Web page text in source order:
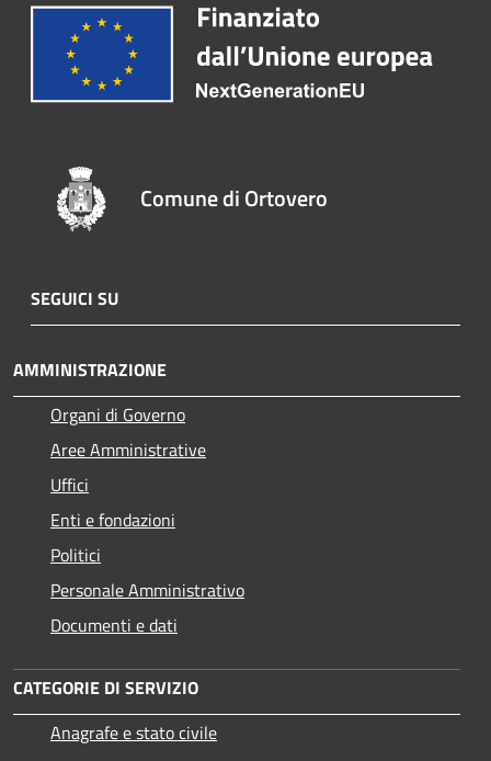
Comune di Ortovero
SEGUICI SU
AMMINISTRAZIONE
Organi di Governo
Aree Amministrative
Uffici
Enti e fondazioni
Politici
Personale Amministrativo
Documenti e dati
CATEGORIE DI SERVIZIO
Anagrafe e stato civile